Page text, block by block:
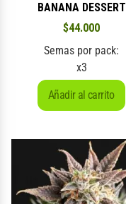
BANANA DESSERT
$44.000
Semas por pack:
x3
Añadir al carrito